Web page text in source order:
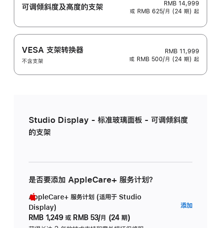
可调倾斜度及高‍度的支‍架
RMB 14,999
或 RMB 625/月 (24 期) 起
VESA 支架转换器
不含支架
RMB 11,999
或 RMB 500/月 (24 期) 起
Studio Display - 标准玻璃面板 - 可调倾斜度
的支架
是否要添加 AppleCare+ 服务计划？
AppleCare+ 服务计划 (适用于 Studio
Display)
RMB 1,249 或 RMB 53/月 (24 期)
添加